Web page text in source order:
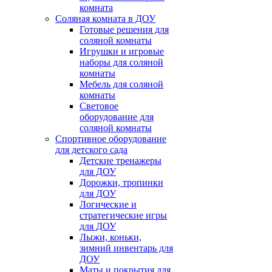
комната
Соляная комната в ДОУ
Готовые решения для
соляной комнаты
Игрушки и игровые
наборы для соляной
комнаты
Мебель для соляной
комнаты
Световое
оборудование для
соляной комнаты
Спортивное оборудование
для детского сада
Детские тренажеры
для ДОУ
Дорожки, тропинки
для ДОУ
Логические и
стратегические игры
для ДОУ
Лыжи, коньки,
зимний инвентарь для
ДОУ
Маты и покрытия для